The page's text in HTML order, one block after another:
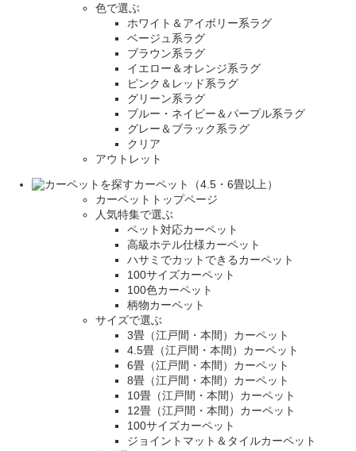
色で選ぶ
ホワイト＆アイボリー系ラグ
ベージュ系ラグ
ブラウン系ラグ
イエロー＆オレンジ系ラグ
ピンク＆レッド系ラグ
グリーン系ラグ
ブルー・ネイビー＆パープル系ラグ
グレー＆ブラック系ラグ
クリア
アウトレット
カーペット（4.5・6畳以上）
カーペットトップページ
人気特集で選ぶ
ペット対応カーペット
高級ホテル仕様カーペット
ハサミでカットできるカーペット
100サイズカーペット
100色カーペット
柄物カーペット
サイズで選ぶ
3畳（江戸間・本間）カーペット
4.5畳（江戸間・本間）カーペット
6畳（江戸間・本間）カーペット
8畳（江戸間・本間）カーペット
10畳（江戸間・本間）カーペット
12畳（江戸間・本間）カーペット
100サイズカーペット
ジョイントマット＆タイルカーペット